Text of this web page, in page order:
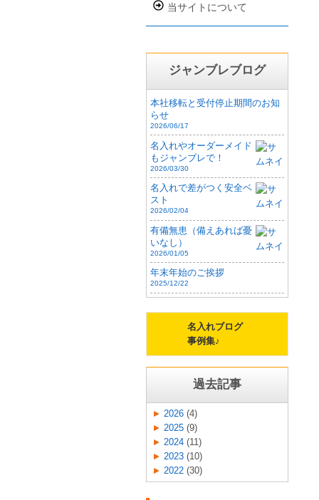
当サイトについて
ジャンブレブログ
本社移転と受付停止期間のお知
らせ
2026/06/17
名入れやオーダーメイド
もジャンブレで！
2026/03/30
名入れで差がつく安全ベ
スト
2026/02/04
有備無患（備えあれば憂
いなし）
2026/01/05
年末年始のご挨拶
2025/12/22
名入れブログ
事例集♪
過去記事
2026 (4)
2025 (9)
2024 (11)
2023 (10)
2022 (30)